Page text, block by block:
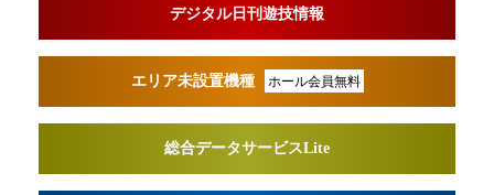
デジタル日刊遊技情報
エリア未設置機種 ホール会員無料
総合データサービスLite